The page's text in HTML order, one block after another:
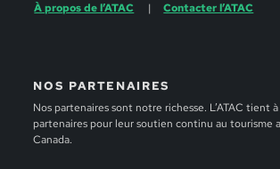
À propos de l’ATAC
Contacter l’ATAC
NOS PARTENAIRES
Nos partenaires sont notre richesse. L’ATAC tient
partenaires pour leur soutien continu au tourisme
Canada.